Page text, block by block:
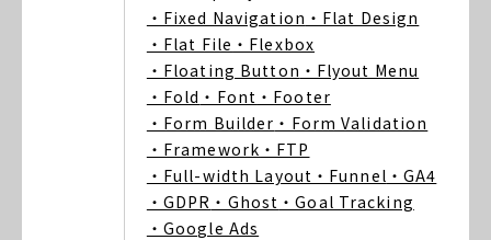
・Fixed Navigation ・Flat Design
・Flat File ・Flexbox
・Floating Button ・Flyout Menu
・Fold ・Font ・Footer
・Form Builder ・Form Validation
・Framework ・FTP
・Full-width Layout ・Funnel ・GA4
・GDPR ・Ghost ・Goal Tracking
・Google Ads